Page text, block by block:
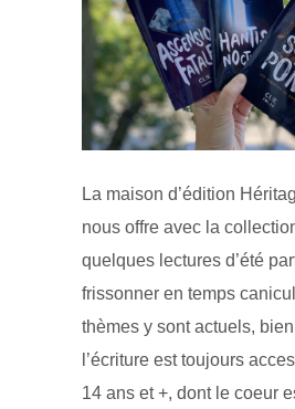
La maison d’édition
nous offre avec la
quelques lectures d’été
frissonner en temps
thèmes y sont actuels,
l’écriture est toujours
14 ans et +, dont le coeur